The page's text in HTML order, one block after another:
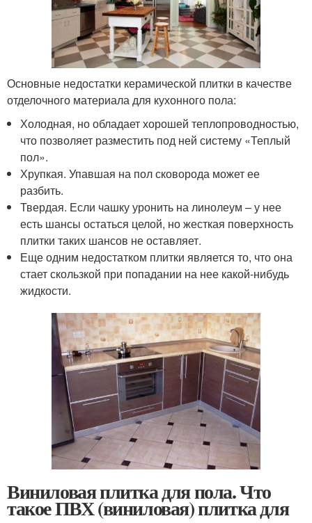
Основные недостатки керамической плитки в качестве
отделочного материала для кухонного пола:
Холодная, но обладает хорошей теплопроводностью,
что позволяет разместить под ней систему «Теплый
пол».
Хрупкая. Упавшая на пол сковорода может ее
разбить.
Твердая. Если чашку уронить на линолеум – у нее
есть шансы остаться целой, но жесткая поверхность
плитки таких шансов не оставляет.
Еще одним недостатком плитки является то, что она
стает скользкой при попадании на нее какой-нибудь
жидкости.
Виниловая плитка для пола. Что
такое ПВХ (виниловая) плитка для